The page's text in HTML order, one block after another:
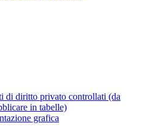
di diritto privato controllati (da
in tabelle)
grafica